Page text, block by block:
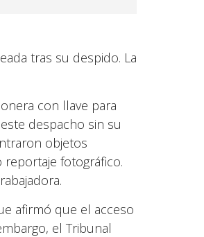
tras su despido. La
con llave para
despacho sin su
objetos
fotográfico.
afirmó que el acceso
el Tribunal